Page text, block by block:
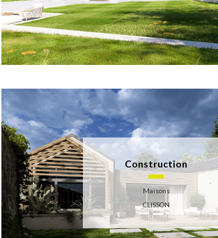
Construction
Maisons
CLISSON